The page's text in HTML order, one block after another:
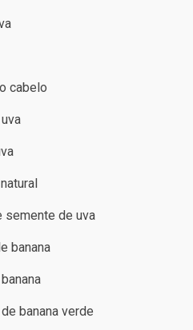
cabelo
semente de uva
banana
banana verde